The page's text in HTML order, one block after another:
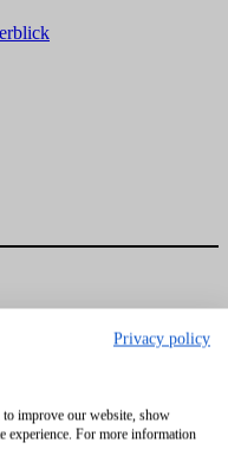
Privacy policy
to improve our website, show
experience. For more information